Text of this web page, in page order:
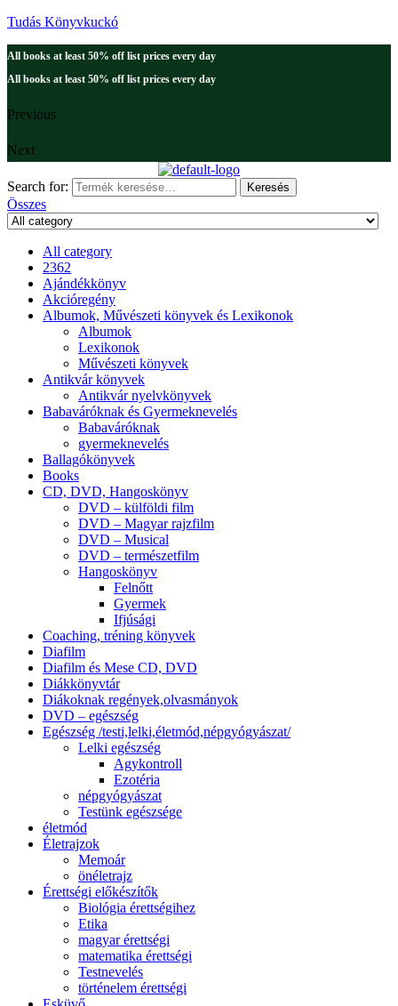
Tudás Könyvkuckó
All books at least 50% off list prices every day
All books at least 50% off list prices every day
Previous
Next
Search for: Keresés
Összes
All category
2362
Ajándékkönyv
Akcióregény
Albumok, Művészeti könyvek és Lexikonok
Albumok
Lexikonok
Művészeti könyvek
Antikvár könyvek
Antikvár nyelvkönyvek
Babaváróknak és Gyermeknevelés
Babaváróknak
gyermeknevelés
Ballagókönyvek
Books
CD, DVD, Hangoskönyv
DVD – külföldi film
DVD – Magyar rajzfilm
DVD – Musical
DVD – természetfilm
Hangoskönyv
Felnőtt
Gyermek
Ifjúsági
Coaching, tréning könyvek
Diafilm
Diafilm és Mese CD, DVD
Diákkönyvtár
Diákoknak regények,olvasmányok
DVD – egészség
Egészség /testi,lelki,életmód,népgyógyászat/
Lelki egészség
Agykontroll
Ezotéria
népgyógyászat
Testünk egészsége
életmód
Életrajzok
Memoár
önéletrajz
Érettségi előkészítők
Biológia érettségihez
Etika
magyar érettségi
matematika érettségi
Testnevelés
történelem érettségi